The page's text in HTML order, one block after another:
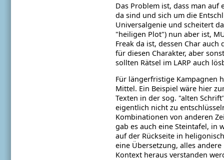
Das Problem ist, dass man auf
da sind und sich um die
Universalgenie und scheitert
"heiligen Plot") nun aber ist,
Freak da ist, dessen Char
für diesen Charakter, aber
sollten Rätsel im LARP auch
Für längerfristige Kampagnen
Mittel. Ein Beispiel wäre hier
Texten in der sog. "alten
eigentlich nicht zu
Kombinationen von anderen
gab es auch eine Steintafel, in
auf der Rückseite in
eine Übersetzung, alles
Kontext heraus verstanden